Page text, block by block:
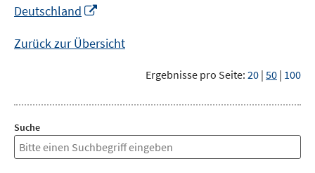
Deutschland
Fenster
Zurück zur Übersicht
Ergebnisse pro Seite: 20 | 50 | 100
Suche